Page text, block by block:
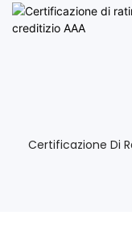
Certificazione Di